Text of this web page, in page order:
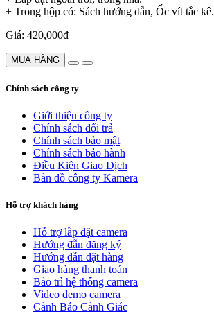
+ Trong hộp có: Sách hướng dẫn, Ốc vít tắc kê.
Giá: 420,000đ
MUA HÀNG
Chính sách công ty
Giới thiệu công ty
Chính sách đổi trả
Chính sách bảo mật
Chính sách bảo hành
Điều Kiện Giao Dịch
Bản đồ công ty Kamera
Hỗ trợ khách hàng
Hỗ trợ lắp đặt camera
Hướng đẫn đăng ký
Hướng dẫn đặt hàng
Giao hàng thanh toán
Bảo trì hệ thống camera
Video demo camera
Cảnh Báo Cảnh Giác